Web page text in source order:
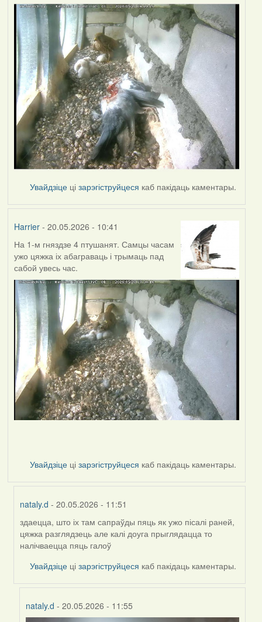
Увайдзіце цізарэгіструйцеся каб пакідаць каментары.
Harrier- 20.05.2026 - 10:41
На 1-м гняздзе 4 птушанят. Самцы часам
ужо цяжка іх абаграваць і трымаць пад
сабой увесь час.
Увайдзіце цізарэгіструйцеся каб пакідаць каментары.
nataly.d - 20.05.2026 - 11:51
In
reply
to
здаецца, што іх там сапраўды пяць як ужо пісалі раней,
цяжка разглядзець але калі доуга прыглядацца то
налічваецца пяць галоў
Увайдзіце цізарэгіструйцеся каб пакідаць каментары.
nataly.d - 20.05.2026 - 11:55